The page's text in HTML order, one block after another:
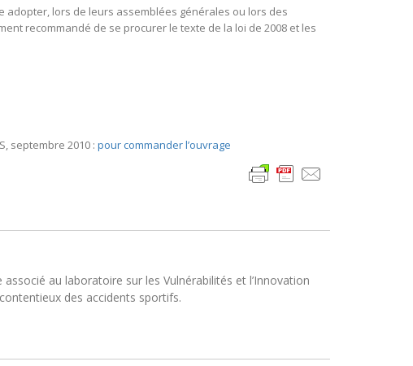
adopter, lors de leurs assemblées générales ou lors des
recommandé de se procurer le texte de la loi de 2008 et les
septembre 2010 : pour commander l’ouvrage
au laboratoire sur les Vulnérabilités et l’Innovation
des accidents sportifs.